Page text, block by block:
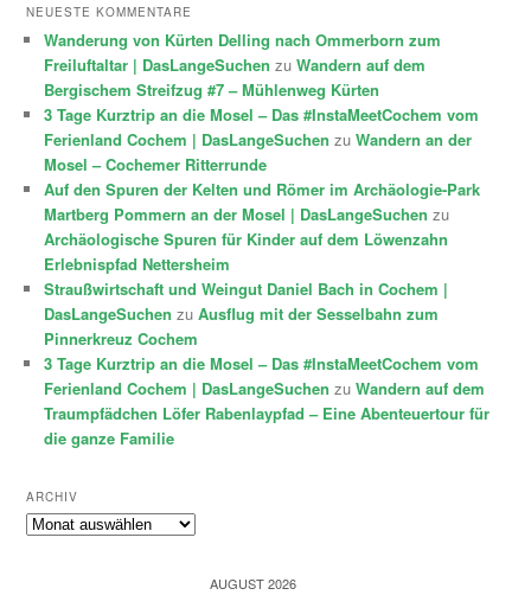
NEUESTE KOMMENTARE
Wanderung von Kürten Delling nach Ommerborn zum
Freiluftaltar | DasLangeSuchen zuWandern auf dem
Bergischem Streifzug #7 – Mühlenweg Kürten
3 Tage Kurztrip an die Mosel – Das #InstaMeetCochem vom
Ferienland Cochem | DasLangeSuchen zuWandern an der
Mosel – Cochemer Ritterrunde
Auf den Spuren der Kelten und Römer im Archäologie-Park
Martberg Pommern an der Mosel | DasLangeSuchen zu
Archäologische Spuren für Kinder auf dem Löwenzahn
Erlebnispfad Nettersheim
Straußwirtschaft und Weingut Daniel Bach in Cochem |
DasLangeSuchen zuAusflug mit der Sesselbahn zum
Pinnerkreuz Cochem
3 Tage Kurztrip an die Mosel – Das #InstaMeetCochem vom
Ferienland Cochem | DasLangeSuchen zuWandern auf dem
Traumpfädchen Löfer Rabenlaypfad – Eine Abenteuertour für
die ganze Familie
ARCHIV
Archiv
AUGUST 2026